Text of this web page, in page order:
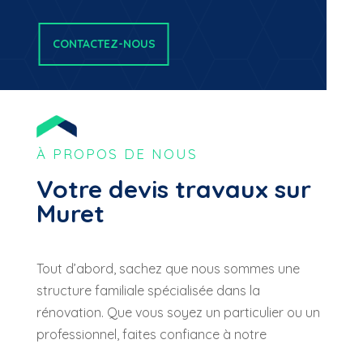
CONTACTEZ-NOUS
À PROPOS DE NOUS
Votre devis travaux sur
Muret
Tout d’abord, sachez que nous sommes une
structurefamiliale spécialisée dans la
rénovation. Que vous soyez un particulier ou un
professionnel, faites confiance à notre